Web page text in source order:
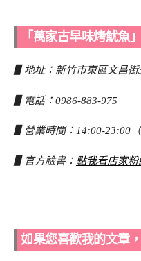
「萬家古早味烤魷魚
▋地址：新竹市東區文昌街
▋電話：0986-883-975
▋營業時間：14:00-23:00（
▋官方臉書： 點我看店家粉
如果您喜歡我的文章